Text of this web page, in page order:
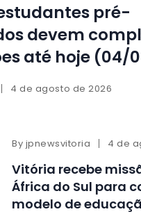
pré-
devem
até hoje (04/
4 de agosto de 2026
By jpnewsvitoria 4 de
Vitória recebe
África do Sul para
modelo de